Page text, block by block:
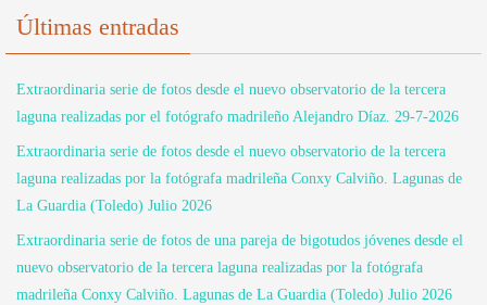
Últimas entradas
Extraordinaria serie de fotos desde el nuevo observatorio de la tercera
laguna realizadas por el fotógrafo madrileño Alejandro Díaz. 29-7-2026
Extraordinaria serie de fotos desde el nuevo observatorio de la tercera
laguna realizadas por la fotógrafa madrileña Conxy Calviño. Lagunas de
La Guardia (Toledo) Julio 2026
Extraordinaria serie de fotos de una pareja de bigotudos jóvenes desde el
nuevo observatorio de la tercera laguna realizadas por la fotógrafa
madrileña Conxy Calviño. Lagunas de La Guardia (Toledo) Julio 2026